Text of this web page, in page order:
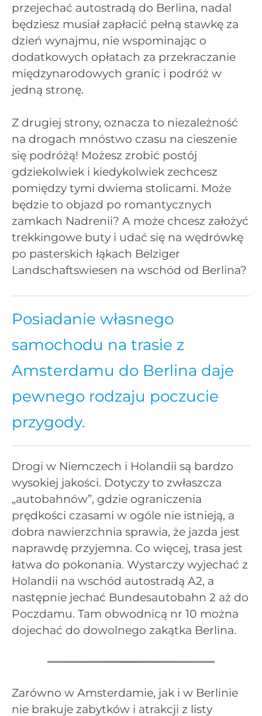
przejechać autostradą do Berlina, nadal
będziesz musiał zapłacić pełną stawkę za
dzień wynajmu, nie wspominając o
dodatkowych opłatach za przekraczanie
międzynarodowych granic i podróż w
jedną stronę.
Z drugiej strony, oznacza to niezależność
na drogach mnóstwo czasu na cieszenie
się podróżą! Możesz zrobić postój
gdziekolwiek i kiedykolwiek zechcesz
pomiędzy tymi dwiema stolicami. Może
będzie to objazd po romantycznych
zamkach Nadrenii? A może chcesz założyć
trekkingowe buty i udać się na wędrówkę
po pasterskich łąkach Belziger
Landschaftswiesen na wschód od Berlina?
Posiadanie własnego
samochodu na trasie z
Amsterdamu do Berlina daje
pewnego rodzaju poczucie
przygody.
Drogi w Niemczech i Holandii są bardzo
wysokiej jakości. Dotyczy to zwłaszcza
„autobahnów”, gdzie ograniczenia
prędkości czasami w ogóle nie istnieją, a
dobra nawierzchnia sprawia, że jazda jest
naprawdę przyjemna. Co więcej, trasa jest
łatwa do pokonania. Wystarczy wyjechać z
Holandii na wschód autostradą A2, a
następnie jechać Bundesautobahn 2 aż do
Poczdamu. Tam obwodnicą nr 10 można
dojechać do dowolnego zakątka Berlina.
Zarówno w Amsterdamie, jak i w Berlinie
nie brakuje zabytków i atrakcji z listy